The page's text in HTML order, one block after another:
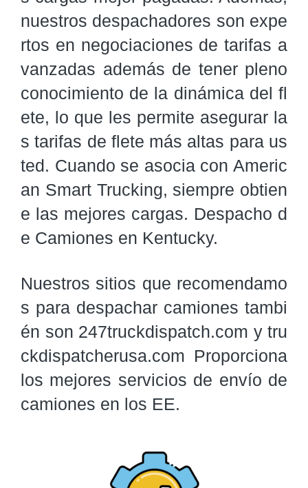
nuestros despachadores son expe
rtos en negociaciones de tarifas a
vanzadas además de tener pleno
conocimiento de la dinámica del fl
ete, lo que les permite asegurar la
s tarifas de flete más altas para us
ted. Cuando se asocia con Americ
an Smart Trucking, siempre obtien
e las mejores cargas. Despacho d
e Camiones en Kentucky.
Nuestros sitios que recomendamo
s para despachar camiones tambi
én son 247truckdispatch.com y tru
ckdispatcherusa.com Proporciona
los mejores servicios de envío de
camiones en los EE.